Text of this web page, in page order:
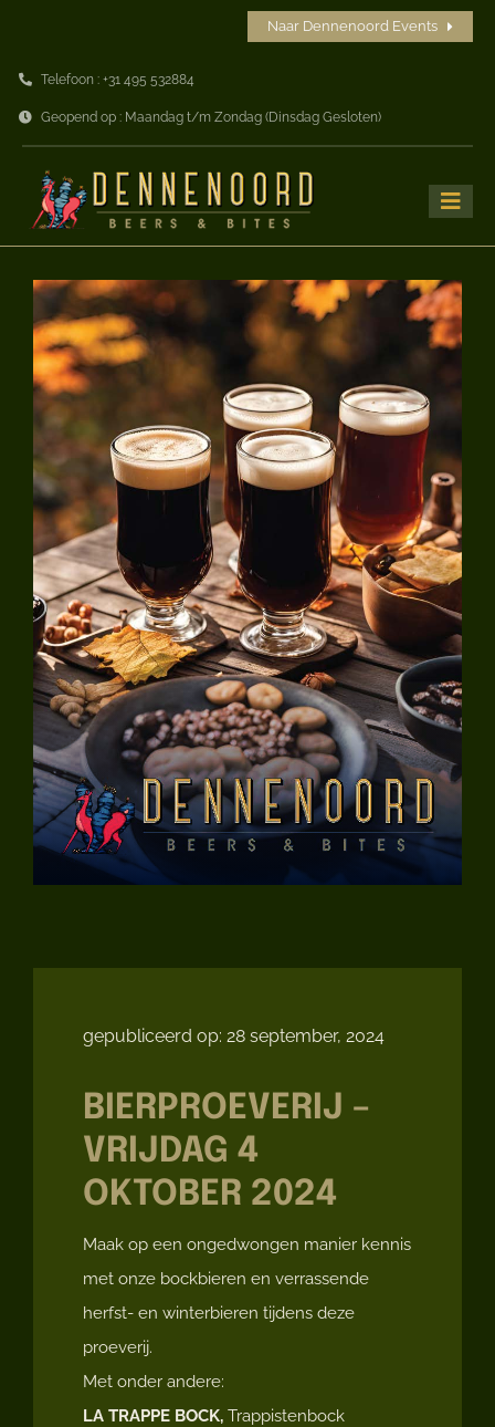
inhoudTelefoon : +31 495 532884
Geopend op : Maandag t/m Zondag (Dinsdag Gesloten)
Naar Dennenoord Events
Toggle
Beers
Bites
Drinks
Muziek
Nieuws
Over Ons
Contact
gepubliceerd op: 28 september, 2024
BIERPROEVERIJ –
VRIJDAG 4
OKTOBER 2024
Maak op een ongedwongen manier kennis
met onze bockbieren en verrassende
herfst- en winterbieren tijdens deze
proeverij.
Met onder andere:
LA TRAPPE BOCK, Trappistenbock